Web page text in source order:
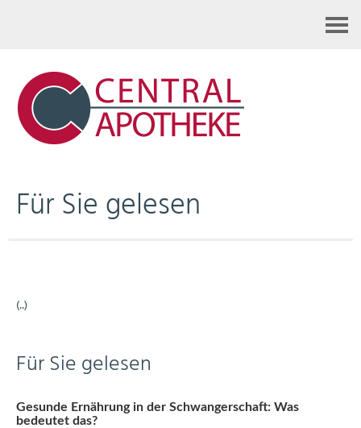
Für Sie gelesen
(..)
Für Sie gelesen
Gesunde Ernährung in der Schwangerschaft: Was
bedeutet das?